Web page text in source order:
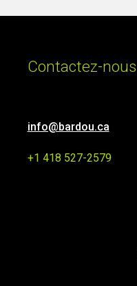
Contactez-nous
info@bardou.ca
+1 418 527-2579